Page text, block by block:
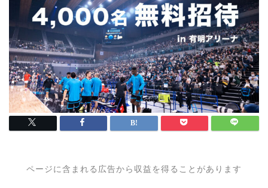
ページに含まれる広告から収益を得ることがあります